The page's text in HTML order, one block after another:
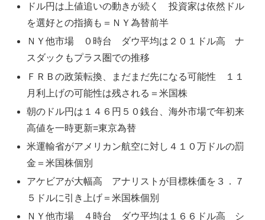
ドル円は上値追いの動きが続く 投資家は依然ドル
を選好との指摘も＝ＮＹ為替前半
ＮＹ他市場 ０時台 ダウ平均は２０１ドル高 ナ
スダックもプラス圏での推移
ＦＲＢの政策転換、まだまだ先になる可能性 １１
月利上げの可能性は残される＝米国株
朝のドル円は１４６円５０銭台、海外市場で年初来
高値を一時更新=東京為替
米運輸省がアメリカン航空に対し４１０万ドルの罰
金＝米国株個別
アケビアが大幅高 アナリストが目標株価を３．７
５ドルに引き上げ＝米国株個別
ＮＹ他市場 ４時台 ダウ平均は１６６ドル高 シ